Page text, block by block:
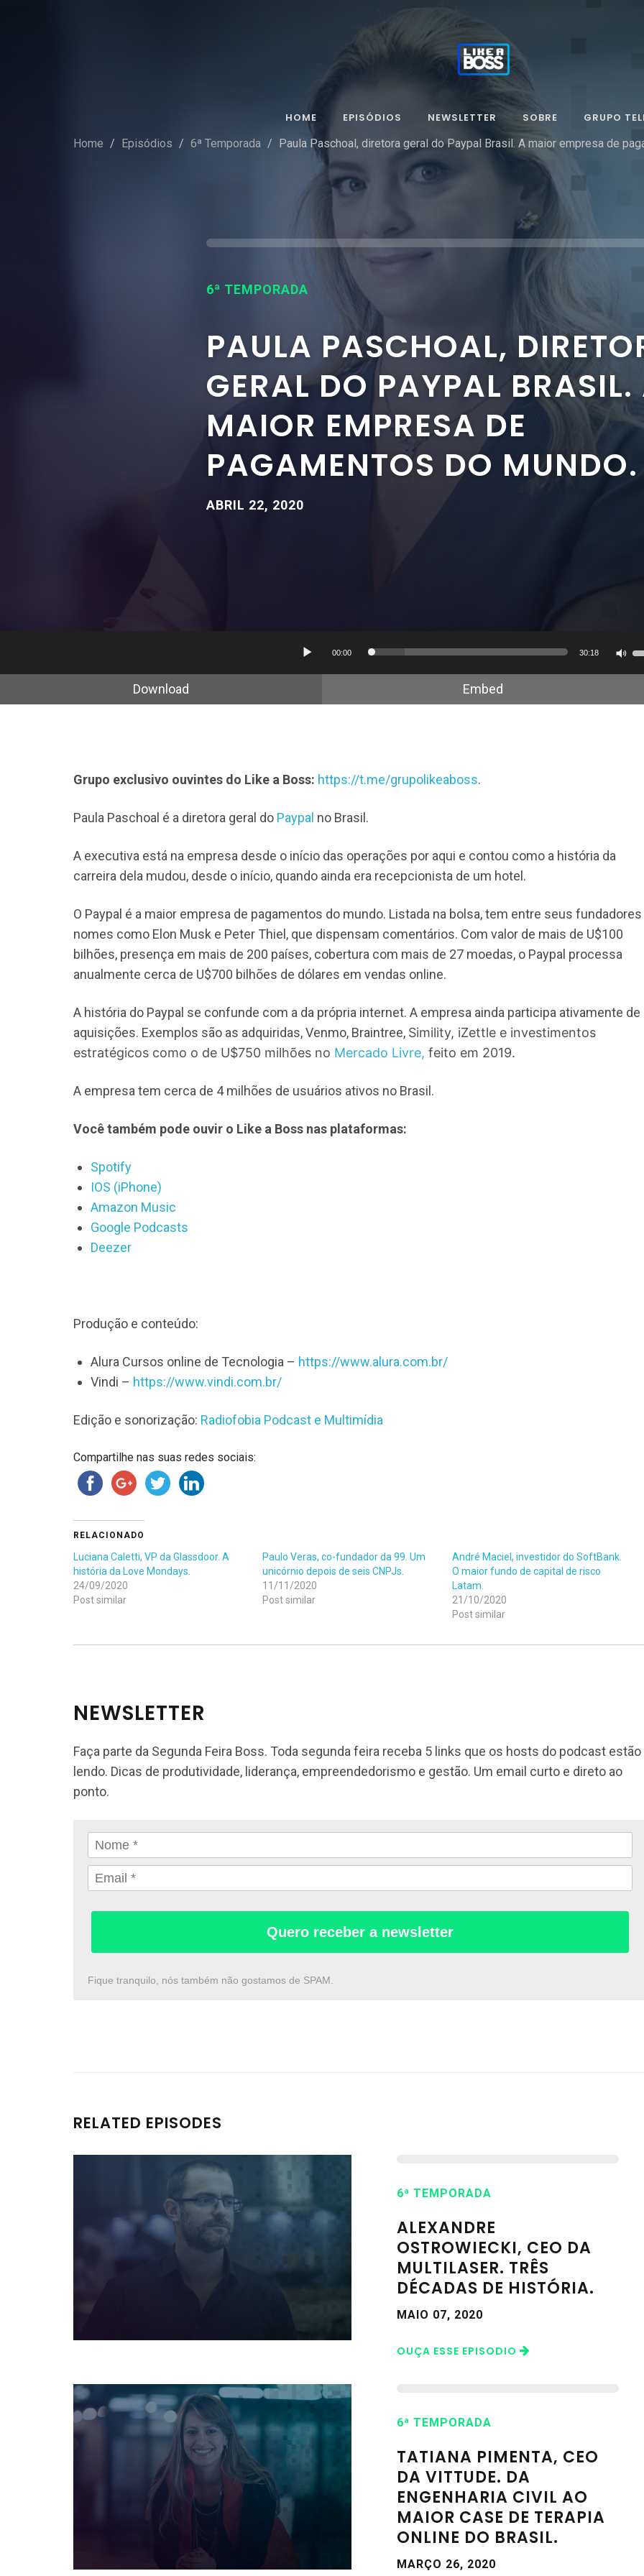
HOME EPISÓDIOS NEWSLETTER SOBRE
GRUPO
Home
Episódios 6ª Temporada Paula Paschoal, diretora geral do Paypal Brasil. A maior empresa de
6ª TEMPORADA
PAULA PASCHOAL,
GERAL DO PAYPAL BRASIL.
MAIOR EMPRESA DE
PAGAMENTOS DO MUNDO.
ABRIL 22, 2020
Tocador
00:00 30:18
Download Embed
Grupo exclusivo ouvintes do Like a Boss: https://t.me/grupolikeaboss.
Paula Paschoal é a diretora geral do Paypal no Brasil.
A executiva está na empresa desde o início das operações por aqui e contou como a história da
carreira dela mudou, desde o início, quando ainda era recepcionista de um hotel.
O Paypal é a maior empresa de pagamentos do mundo. Listada na bolsa, tem entre seus fundadores
nomes como Elon Musk e Peter Thiel, que dispensam comentários. Com valor de mais de U$100
bilhões, presença em mais de 200 países, cobertura com mais de 27 moedas, o Paypal processa
anualmente cerca de U$700 bilhões de dólares em vendas online.
A história do Paypal se confunde com a da própria internet. A empresa ainda participa ativamente de
aquisições. Exemplos são as adquiridas, Venmo, Braintree, Simility, iZettle e investimentos
estratégicos como o de U$750 milhões no Mercado Livre, feito em 2019.
A empresa tem cerca de 4 milhões de usuários ativos no Brasil.
Você também pode ouvir o Like a Boss nas plataformas:
Spotify
IOS (iPhone)
Amazon Music
Google Podcasts
Deezer
Produção e conteúdo:
Alura Cursos online de Tecnologia – https://www.alura.com.br/
Vindi – https://www.vindi.com.br/
Edição e sonorização: Radiofobia Podcast e Multimídia
Compartilhe nas suas redes sociais:
RELACIONADO
Luciana Caletti, VP da Glassdoor. A
história da Love Mondays.
24/09/2020
Post similar
Paulo Veras, co-fundador da 99. Um
unicórnio depois de seis CNPJs.
11/11/2020
Post similar
André Maciel, investidor do SoftBank.
O maior fundo de capital de risco
Latam.
21/10/2020
Post similar
NEWSLETTER
Faça parte da Segunda Feira Boss. Toda segunda feira receba 5 links que os hosts do podcast estão
lendo. Dicas de produtividade, liderança, empreendedorismo e gestão. Um email curto e direto ao
ponto.
Quero receber a newsletter
Fique tranquilo, nós também não gostamos de SPAM.
RELATED EPISODES
6ª TEMPORADA
ALEXANDRE
OSTROWIECKI, CEO DA
MULTILASER. TRÊS
DÉCADAS DE HISTÓRIA.
MAIO 07, 2020
OUÇA ESSE EPISODIO
6ª TEMPORADA
TATIANA PIMENTA, CEO
DA VITTUDE. DA
ENGENHARIA CIVIL AO
MAIOR CASE DE TERAPIA
ONLINE DO BRASIL.
MARÇO 26, 2020